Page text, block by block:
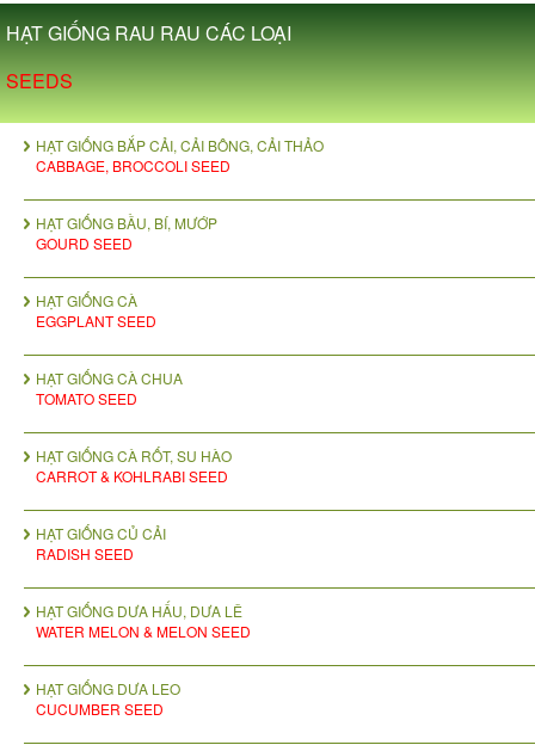
HẠT GIỐNG RAU RAU CÁC LOẠI
SEEDS
HẠT GIỐNG BẮP CẢI, CẢI BÔNG, CẢI THẢO
CABBAGE, BROCCOLI SEED
HẠT GIỐNG BẦU, BÍ, MƯỚP
GOURD SEED
HẠT GIỐNG CÀ
EGGPLANT SEED
HẠT GIỐNG CÀ CHUA
TOMATO SEED
HẠT GIỐNG CÀ RỐT, SU HÀO
CARROT & KOHLRABI SEED
HẠT GIỐNG CỦ CẢI
RADISH SEED
HẠT GIỐNG DƯA HẤU, DƯA LÊ
WATER MELON & MELON SEED
HẠT GIỐNG DƯA LEO
CUCUMBER SEED